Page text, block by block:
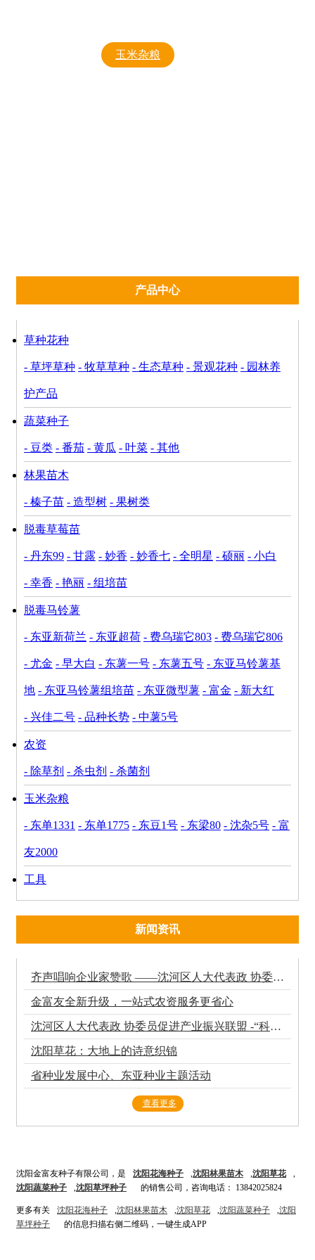
玉米杂粮
产品中心
草种花种
- 草坪草种 - 牧草草种 - 生态草种 - 景观花种 - 园林养
护产品
蔬菜种子
- 豆类 - 番茄 - 黄瓜 - 叶菜 - 其他
林果苗木
- 榛子苗 - 造型树 - 果树类
脱毒草莓苗
- 丹东99 - 甘露 - 妙香 - 妙香七 - 全明星 - 硕丽 - 小白
- 幸香 - 艳丽 - 组培苗
脱毒马铃薯
- 东亚新荷兰 - 东亚超荷 - 费乌瑞它803 - 费乌瑞它806
- 尤金 - 早大白 - 东薯一号 - 东薯五号 - 东亚马铃薯基
地 - 东亚马铃薯组培苗 - 东亚微型薯 - 富金 - 新大红
- 兴佳二号 - 品种长势 - 中薯5号
农资
- 除草剂 - 杀虫剂 - 杀菌剂
玉米杂粮
- 东单1331 - 东单1775 - 东豆1号 - 东梁80 - 沈杂5号 - 富
友2000
工具
新闻资讯
齐声唱响企业家赞歌 ——沈河区人大代表政 协委员促进产业振兴联盟召开2025年度会议纪实
金富友全新升级，一站式农资服务更省心
沈河区人大代表政 协委员促进产业振兴联盟 -“科技赋能 共助振兴”科技成果转化促进大会
沈阳草花：大地上的诗意织锦
省种业发展中心、东亚种业主题活动
查看更多
沈阳金富友种子有限公司，是 沈阳花海种子 ,沈阳林果苗木 ,沈阳草花
,
沈阳蔬菜种子 ,沈阳草坪种子 的销售公司，咨询电话： 13842025824
更多有关 沈阳花海种子 ,沈阳林果苗木 ,沈阳草花 ,沈阳蔬菜种子 ,沈阳
草坪种子
的信息扫描右侧二维码，一键生成APP